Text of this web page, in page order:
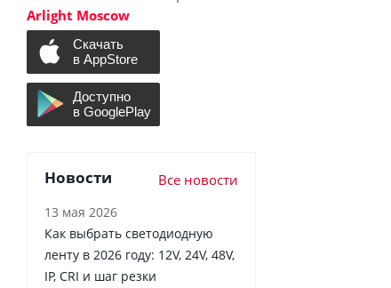
Arlight Moscow
Новости Все новости
13 мая 2026
Как выбрать светодиодную
ленту в 2026 году: 12V, 24V, 48V,
IP, CRI и шаг резки